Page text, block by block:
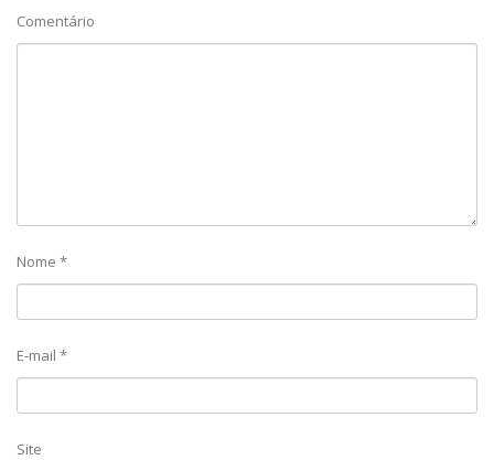
Comentário
Nome *
E-mail *
Site